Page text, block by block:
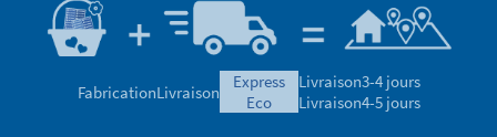
FabricationLivraison
express
eco
Livraison3-4 jours
Livraison4-5 jours